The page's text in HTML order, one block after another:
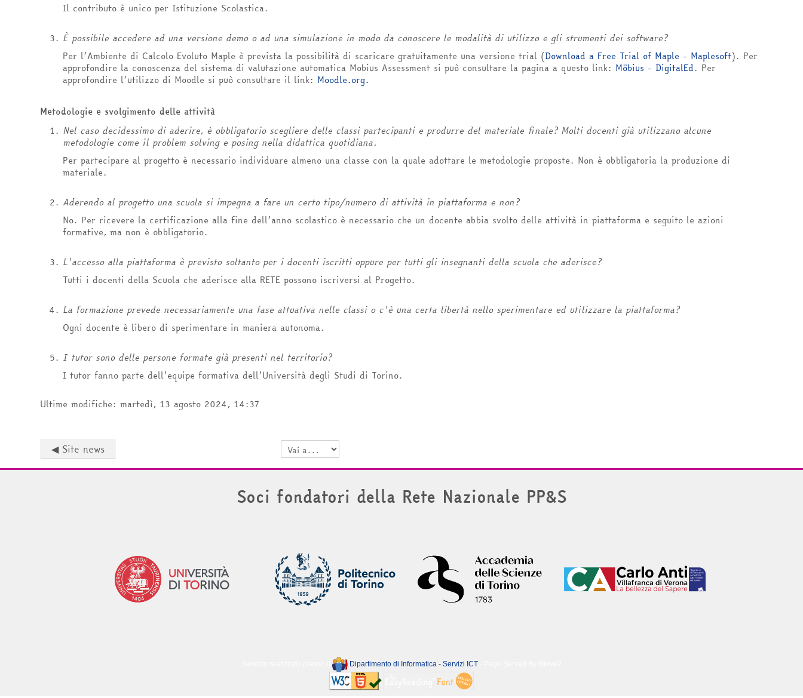
Il contributo è unico per Istituzione Scolastica.
È possibile accedere ad una versione demo o ad una simulazione in modo da conoscere le modalità di utilizzo e gli strumenti dei software?
Per l’Ambiente di Calcolo Evoluto Maple è prevista la possibilità di scaricare gratuitamente una versione trial (Download a Free Trial of Maple - Maplesoft). Per
approfondire la conoscenza del sistema di valutazione automatica Mobius Assessment si può consultare la pagina a questo link: Möbius - DigitalEd. Per
approfondire l’utilizzo di Moodle si può consultare il link: Moodle.org.
Metodologie e svolgimento delle attività
Nel caso decidessimo di aderire, è obbligatorio scegliere delle classi partecipanti e produrre del materiale finale? Molti docenti già utilizzano alcune
metodologie come il problem solving e posing nella didattica quotidiana.
Per partecipare al progetto è necessario individuare almeno una classe con la quale adottare le metodologie proposte. Non è obbligatoria la produzione di
materiale.
Aderendo al progetto una scuola si impegna a fare un certo tipo/numero di attività in piattaforma e non?
No. Per ricevere la certificazione alla fine dell’anno scolastico è necessario che un docente abbia svolto delle attività in piattaforma e seguito le azioni
formative, ma non è obbligatorio.
L'accesso alla piattaforma è previsto soltanto per i docenti iscritti oppure per tutti gli insegnanti della scuola che aderisce?
Tutti i docenti della Scuola che aderisce alla RETE possono iscriversi al Progetto.
La formazione prevede necessariamente una fase attuativa nelle classi o c'è una certa libertà nello sperimentare ed utilizzare la piattaforma?
Ogni docente è libero di sperimentare in maniera autonoma.
I tutor sono delle persone formate già presenti nel territorio?
I tutor fanno parte dell’equipe formativa dell’Università degli Studi di Torino.
Ultime modifiche: martedì, 13 agosto 2024, 14:37
◀︎ Site news Vai a...
Soci fondatori della Rete Nazionale PP&S
Dipartimento di Informatica - Servizi ICT